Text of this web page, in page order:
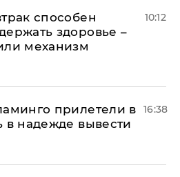
способен
здоровье –
механизм
10:12
прилетели в
в надежде вывести
16:38